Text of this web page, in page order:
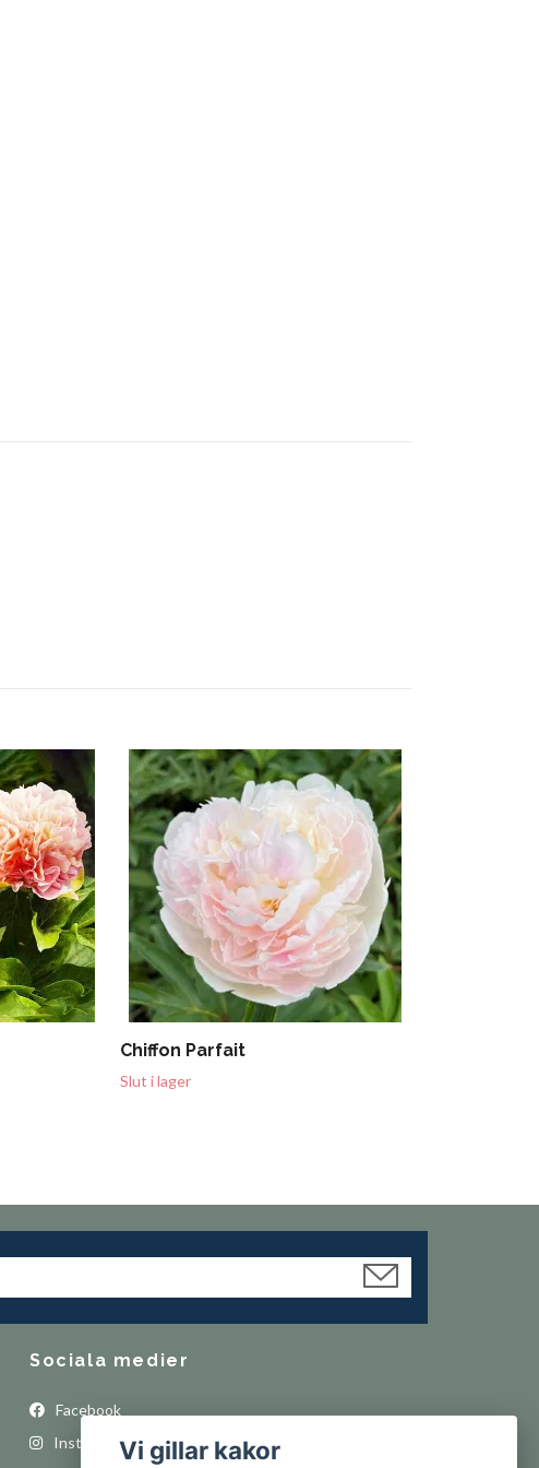
Chiffon Parfait
Slut i lager
Sociala medier
Facebook
InstagramVi gillar kakor